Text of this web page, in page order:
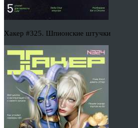
Хакер #325. Шпионские штучки